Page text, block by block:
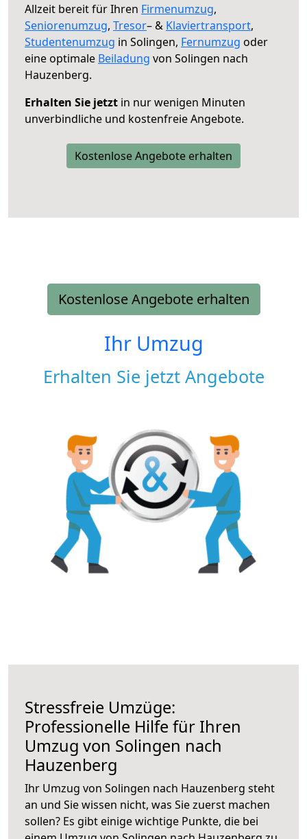
Allzeit bereit für Ihren Firmenumzug,
Seniorenumzug, Tresor– & Klaviertransport,
Studentenumzug in Solingen, Fernumzug oder
eine optimale Beiladung von Solingen nach
Hauzenberg.
Erhalten Sie jetzt in nur wenigen Minuten
unverbindliche und kostenfreie Angebote.
Kostenlose Angebote erhalten
Kostenlose Angebote erhalten
Ihr Umzug
Erhalten Sie jetzt Angebote
Stressfreie Umzüge:
Professionelle Hilfe für Ihren
Umzug von Solingen nach
Hauzenberg
Ihr Umzug von Solingen nach Hauzenberg steht
an und Sie wissen nicht, was Sie zuerst machen
sollen? Es gibt einige wichtige Punkte, die bei